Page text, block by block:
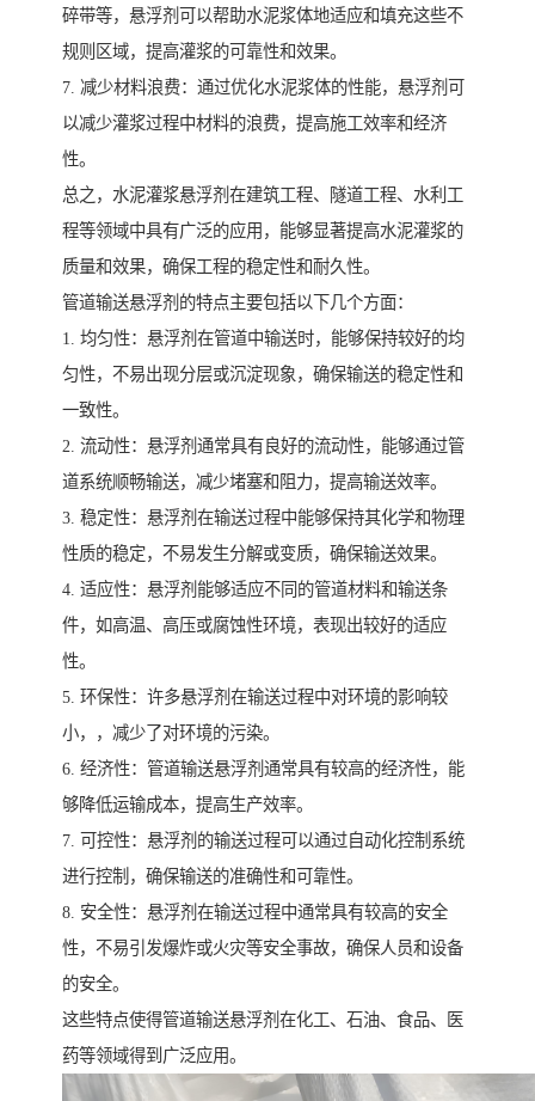
碎带等，悬浮剂可以帮助水泥浆体地适应和填充这些不
规则区域，提高灌浆的可靠性和效果。
7. 减少材料浪费：通过优化水泥浆体的性能，悬浮剂可
以减少灌浆过程中材料的浪费，提高施工效率和经济
性。
总之，水泥灌浆悬浮剂在建筑工程、隧道工程、水利工
程等领域中具有广泛的应用，能够显著提高水泥灌浆的
质量和效果，确保工程的稳定性和耐久性。
管道输送悬浮剂的特点主要包括以下几个方面：
1. 均匀性：悬浮剂在管道中输送时，能够保持较好的均
匀性，不易出现分层或沉淀现象，确保输送的稳定性和
一致性。
2. 流动性：悬浮剂通常具有良好的流动性，能够通过管
道系统顺畅输送，减少堵塞和阻力，提高输送效率。
3. 稳定性：悬浮剂在输送过程中能够保持其化学和物理
性质的稳定，不易发生分解或变质，确保输送效果。
4. 适应性：悬浮剂能够适应不同的管道材料和输送条
件，如高温、高压或腐蚀性环境，表现出较好的适应
性。
5. 环保性：许多悬浮剂在输送过程中对环境的影响较
小，，减少了对环境的污染。
6. 经济性：管道输送悬浮剂通常具有较高的经济性，能
够降低运输成本，提高生产效率。
7. 可控性：悬浮剂的输送过程可以通过自动化控制系统
进行控制，确保输送的准确性和可靠性。
8. 安全性：悬浮剂在输送过程中通常具有较高的安全
性，不易引发爆炸或火灾等安全事故，确保人员和设备
的安全。
这些特点使得管道输送悬浮剂在化工、石油、食品、医
药等领域得到广泛应用。